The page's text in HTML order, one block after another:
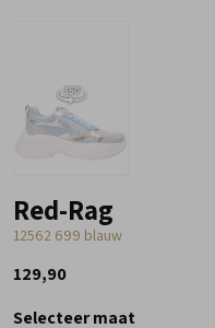
Red-Rag
12562 699 blauw
129,90
Selecteer maat